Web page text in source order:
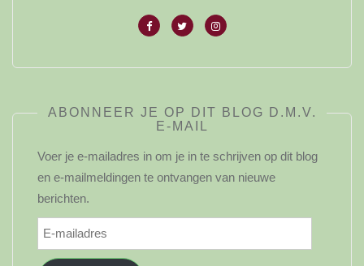
ABONNEER JE OP DIT BLOG D.M.V.
E-MAIL
Voer je e-mailadres in om je in te schrijven op dit blog
en e-mailmeldingen te ontvangen van nieuwe
berichten.
E-
mailadres